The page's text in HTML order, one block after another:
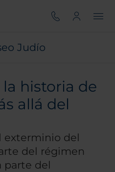
Judío
historia de
allá del
exterminio del
del régimen
parte del